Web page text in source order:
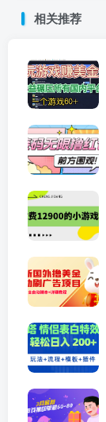
相关推荐